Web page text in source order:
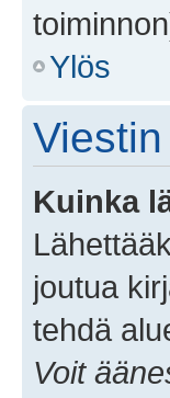
Ylös
Kuinka
joutua
tehdä
Voit